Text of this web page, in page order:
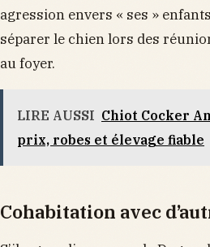
agression envers « ses »
séparer le chien lors des
au foyer.
LIRE AUSSI Chiot Cocker
prix, robes et élevage fiable
Cohabitation avec